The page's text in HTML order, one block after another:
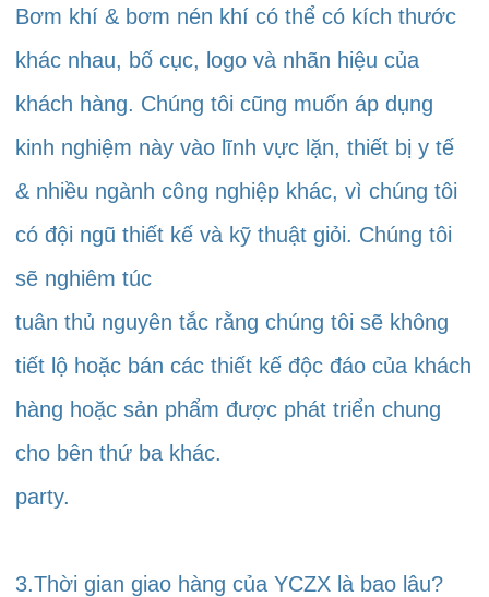
Bơm khí & bơm nén khí có thể có kích thước
khác nhau, bố cục, logo và nhãn hiệu của
khách hàng. Chúng tôi cũng muốn áp dụng
kinh nghiệm này vào lĩnh vực lặn, thiết bị y tế
& nhiều ngành công nghiệp khác, vì chúng tôi
có đội ngũ thiết kế và kỹ thuật giỏi. Chúng tôi
sẽ nghiêm túc
tuân thủ nguyên tắc rằng chúng tôi sẽ không
tiết lộ hoặc bán các thiết kế độc đáo của khách
hàng hoặc sản phẩm được phát triển chung
cho bên thứ ba khác.
party.
3.Thời gian giao hàng của YCZX là bao lâu?